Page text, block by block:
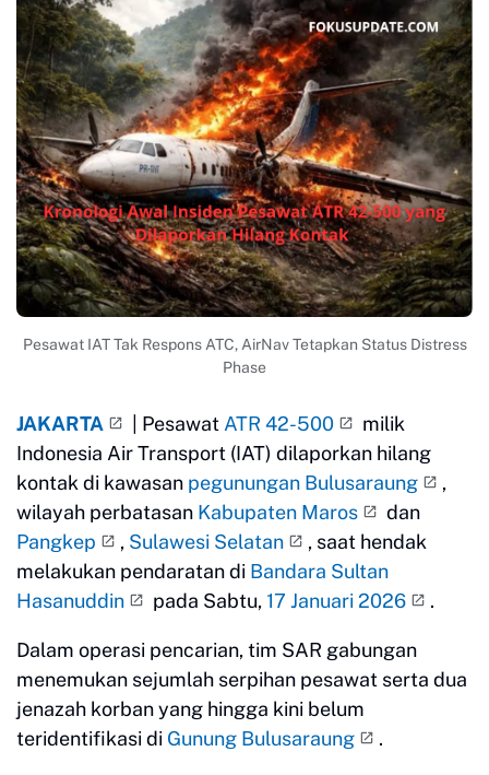
Pesawat IAT Tak Respons ATC, AirNav Tetapkan Status Distress
Phase
JAKARTA | Pesawat ATR 42-500
milik
Indonesia Air Transport (IAT) dilaporkan hilang
kontak di kawasan pegunungan Bulusaraung
,
wilayah perbatasan Kabupaten Maros
dan
Pangkep
, Sulawesi Selatan
, saat hendak
melakukan pendaratan di Bandara Sultan
Hasanuddin
pada Sabtu, 17 Januari 2026 .
Dalam operasi pencarian, tim SAR gabungan
menemukan sejumlah serpihan pesawat serta dua
jenazah korban yang hingga kini belum
teridentifikasi di Gunung Bulusaraung .